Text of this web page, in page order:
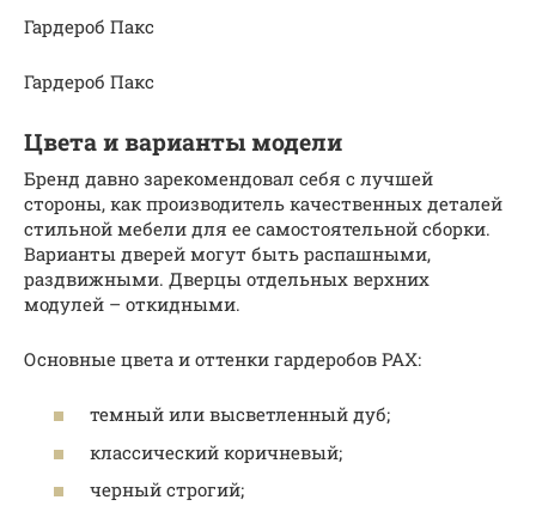
Гардероб Пакс
Гардероб Пакс
Цвета и варианты модели
Бренд давно зарекомендовал себя с лучшей
стороны, как производитель качественных деталей
стильной мебели для ее самостоятельной сборки.
Варианты дверей могут быть распашными,
раздвижными. Дверцы отдельных верхних
модулей – откидными.
Основные цвета и оттенки гардеробов PAX:
темный или высветленный дуб;
классический коричневый;
черный строгий;